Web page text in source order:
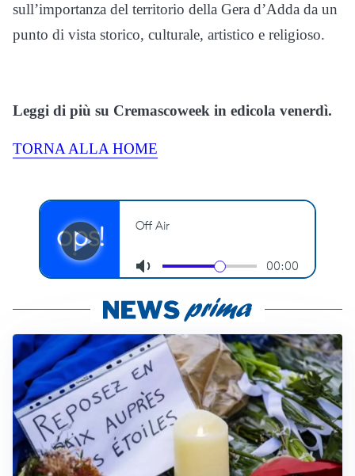
sull’importanza del territorio della Gera d’Adda da un
punto di vista storico, culturale, artistico e religioso.
Leggi di più su Cremascoweek in edicola venerdì.
TORNA ALLA HOME